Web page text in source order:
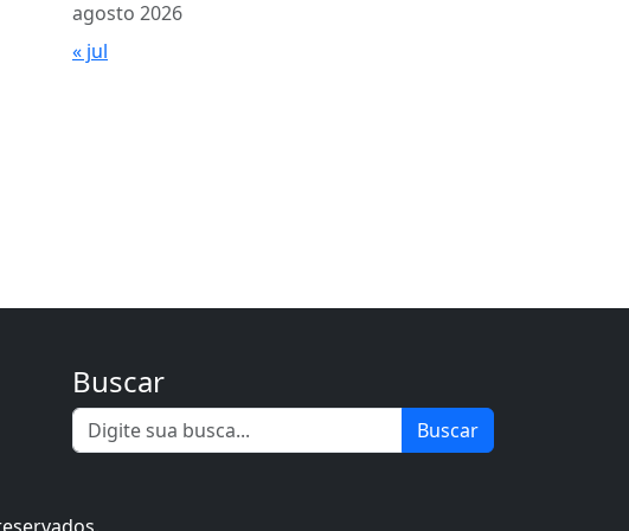
agosto 2026
« jul
Buscar
Buscar